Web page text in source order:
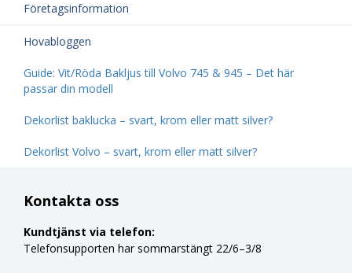
Företagsinformation
Hovabloggen
Guide: Vit/Röda Bakljus till Volvo 745 & 945 – Det här
passar din modell
Dekorlist baklucka – svart, krom eller matt silver?
Dekorlist Volvo – svart, krom eller matt silver?
Kontakta oss
Kundtjänst via telefon:
Telefonsupporten har sommarstängt 22/6–3/8